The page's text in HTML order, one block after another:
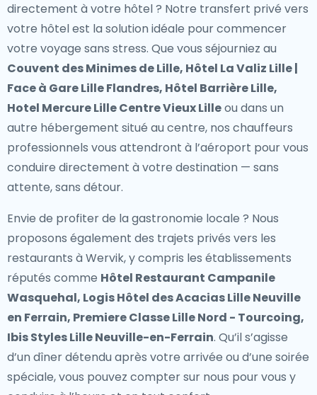
directement à votre hôtel ? Notre transfert privé vers
votre hôtelest la solution idéale pour commencer
votre voyage sans stress. Que vous séjourniez au
Couvent des Minimes de Lille, Hôtel La Valiz Lille |
Face à Gare Lille Flandres, Hôtel Barrière Lille,
Hotel Mercure Lille Centre Vieux Lilleou dans un
autre hébergement situé au centre, nos chauffeurs
professionnels vous attendront à l’aéroport pour vous
conduire directement à votre destination — sans
attente, sans détour.
Envie de profiter de la gastronomie locale ? Nous
proposons également des trajets privés vers les
restaurants à Wervik, y compris les établissements
réputés comme Hôtel Restaurant Campanile
Wasquehal, Logis Hôtel des Acacias Lille Neuville
en Ferrain, Premiere Classe Lille Nord - Tourcoing,
Ibis Styles Lille Neuville-en-Ferrain. Qu’il s’agisse
d’un dîner détendu après votre arrivée ou d’une soirée
spéciale, vous pouvez compter sur nous pour vous y